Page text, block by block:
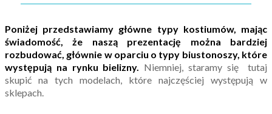
Poniżej przedstawiamy główne typy kostiumów, mając
świadomość, że naszą prezentację można bardziej
rozbudować, głównie w oparciu o typy biustonoszy, które
występują na rynku bielizny. Niemniej, staramy się tutaj
skupić na tych modelach, które najczęściej występują w
sklepach.